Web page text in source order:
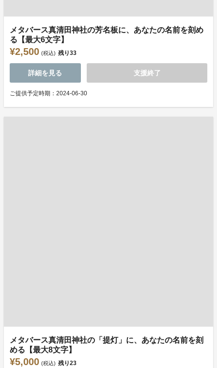
メタバース真清田神社の芳名板に、あなたの名前を刻め
る【最大6文字】
¥2,500 (税込) 残り33
詳細を見る 支援終了
ご提供予定時期：2024-06-30
メタバース真清田神社の「提灯」に、あなたの名前を刻
める【最大8文字】
¥5,000 (税込) 残り23